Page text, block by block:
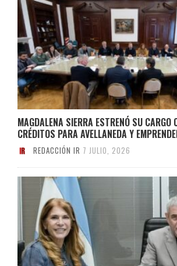
MAGDALENA SIERRA ESTRENÓ SU CARGO
CRÉDITOS PARA AVELLANEDA Y
REDACCIÓN IR 7 JULIO, 2026